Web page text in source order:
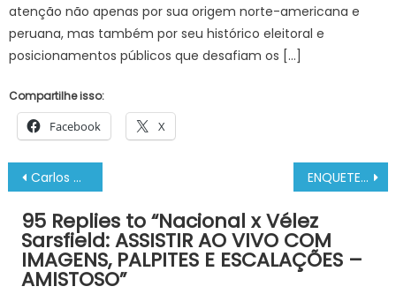
atenção não apenas por sua origem norte-americana e
peruana, mas também por seu histórico eleitoral e
posicionamentos públicos que desafiam os […]
Compartilhe isso:
Facebook X
Navegação
de
Post
Carlos Mannucci x Junior: ASSISTIR AO VIVO COM IMAGENS, PALPITES E ESCALAÇÕES – AMISTOSO ENQUETE DO UOL BBB23 REVELA QUEM FICA NA CASA APÓS A CASA DE VIDRO GABRIEL, GIOVANNA, MANOEL OU PAULA
95 Replies to “Nacional x Vélez
Sarsfield: ASSISTIR AO VIVO COM
IMAGENS, PALPITES E ESCALAÇÕES –
AMISTOSO”